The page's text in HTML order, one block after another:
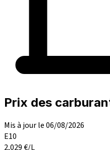
Prix des
Mis à jour le 06/08/2026
E10
2,029€/L